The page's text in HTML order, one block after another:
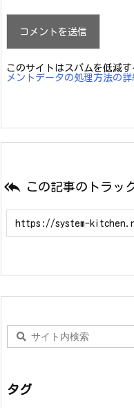
このサイトはスパムを低減
メントデータの処理方法の
 この記事のトラック
タグ